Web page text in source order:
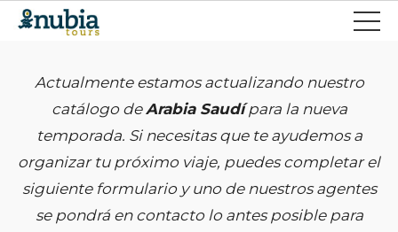
Actualmente estamos actualizando nuestro
catálogo deArabia Saudípara la nueva
temporada. Si necesitas que te ayudemos a
organizar tu próximo viaje, puedes completar el
siguiente formulario y uno de nuestros agentes
se pondrá en contacto lo antes posible para